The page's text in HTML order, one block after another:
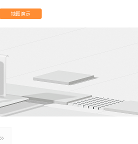
地图演示